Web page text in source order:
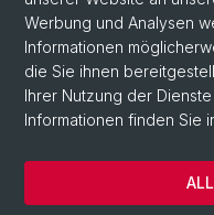
Werbung und Analysen
Informationen
die Sie ihnen
Ihrer Nutzung der
Informationen finden Sie